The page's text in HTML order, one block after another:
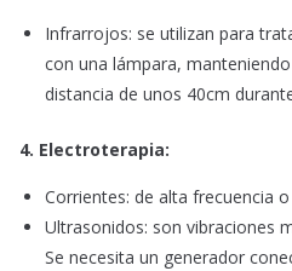
Infrarrojos: se utilizan para
con una lámpara,
distancia de unos 40cm
4. Electroterapia:
Corrientes: de alta frecuencia
Ultrasonidos: son vibraciones
Se necesita un generador